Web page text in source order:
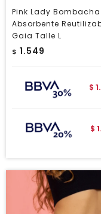
Pink Lady Bombacha
Absorbente
Gaia Talle L
$ 1.549
$
$